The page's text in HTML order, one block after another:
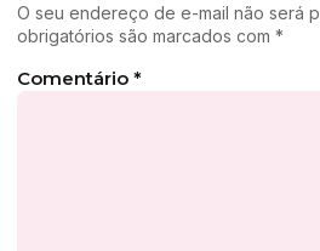
O seu endereço de e-mail não será
obrigatórios são marcados com *
Comentário *